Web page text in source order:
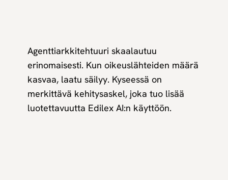
Agenttiarkkitehtuuri skaalautuu
erinomaisesti. Kun oikeuslähteiden määrä
kasvaa, laatu säilyy. Kyseessä on
merkittävä kehitysaskel, joka tuo lisää
luotettavuutta Edilex AI:n käyttöön.